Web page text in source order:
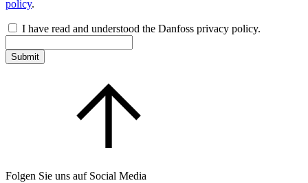
policy.
I have read and understood the Danfoss privacy policy.
Submit
Folgen Sie uns auf Social Media